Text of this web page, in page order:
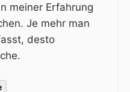
meiner Erfahrung
Je mehr man
desto